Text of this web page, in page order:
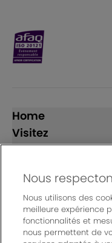
Home
Visitez
Exposez
Suivez-nous
Nous
Nous utilisons des
meilleure expérience
fonctionnalités et
nous permettent de